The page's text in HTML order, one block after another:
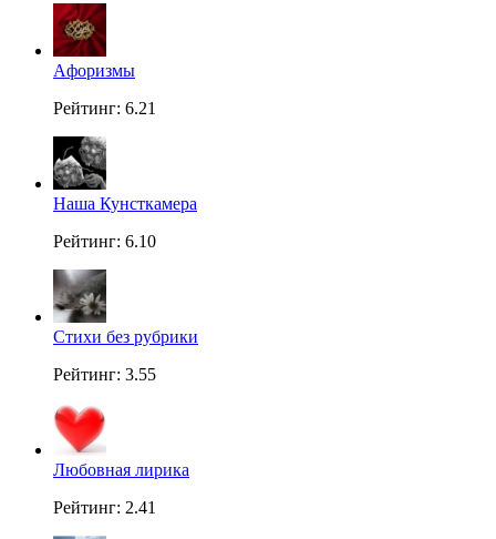
Aфоризмы
Рейтинг: 6.21
Наша Кунсткамера
Рейтинг: 6.10
Стихи без рубрики
Рейтинг: 3.55
Любовная лирика
Рейтинг: 2.41